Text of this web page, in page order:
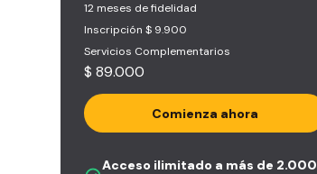
12 meses de fidelidad
Inscripción $ 9.900
Servicios Complementarios
$ 89.000
Comienza ahora
Acceso ilimitado a más de 2.000